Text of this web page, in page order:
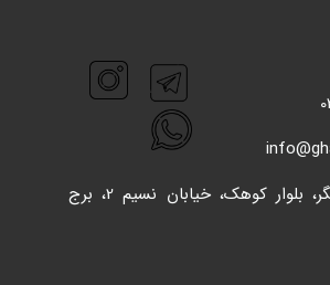
تهران، چیتگر، بلوار کوهک، خیابان نسیم 2، برج